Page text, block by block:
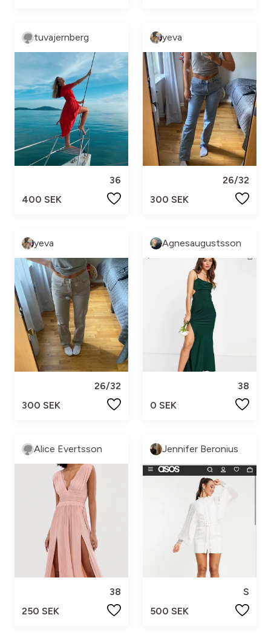
tuvajernberg
36
400 SEK
yeva
26/32
300 SEK
yeva
26/32
300 SEK
Agnesaugustsson
38
0 SEK
Alice Evertsson
38
250 SEK
Jennifer Beronius
S
500 SEK